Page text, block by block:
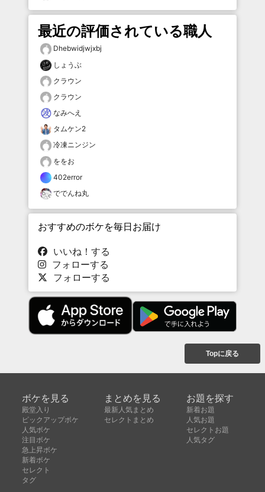
最近の評価されている職人
Dhebwidjwjxbj
しょうぶ
クラウン
クラウン
なみへえ
タムケン2
冷凍ニンジン
ををお
402error
ででんね丸
おすすめのボケを毎日お届け
いいね！する
フォローする
フォローする
Topに戻る
ボケを見る
殿堂入り
ピックアップボケ
人気ボケ
注目ボケ
急上昇ボケ
新着ボケ
セレクト
タグ
まとめを見る
最新人気まとめ
セレクトまとめ
お題を探す
新着お題
人気お題
セレクトお題
人気タグ